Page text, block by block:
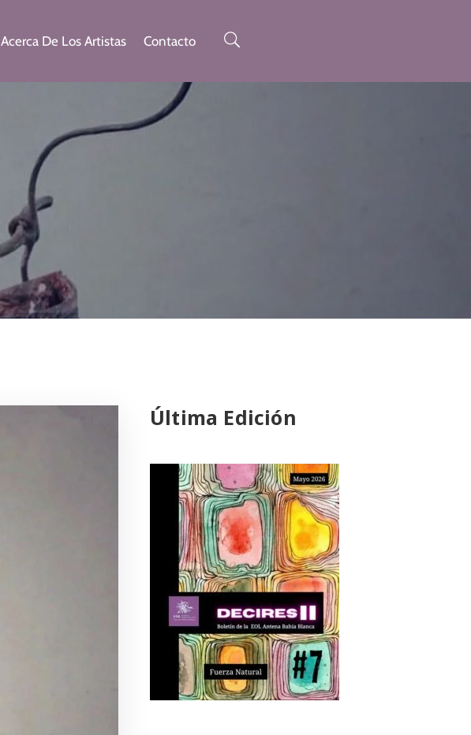
Acerca De Los Artistas Contacto
Última Edición